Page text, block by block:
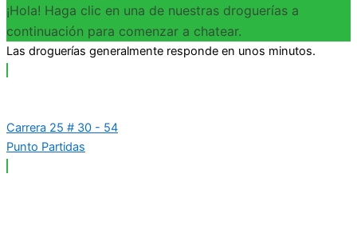
¡Hola! Haga clic en una de nuestras droguerías a
continuación para comenzar a chatear.
Las droguerías generalmente responde en unos minutos.
Carrera 25 # 30 - 54
Punto Partidas